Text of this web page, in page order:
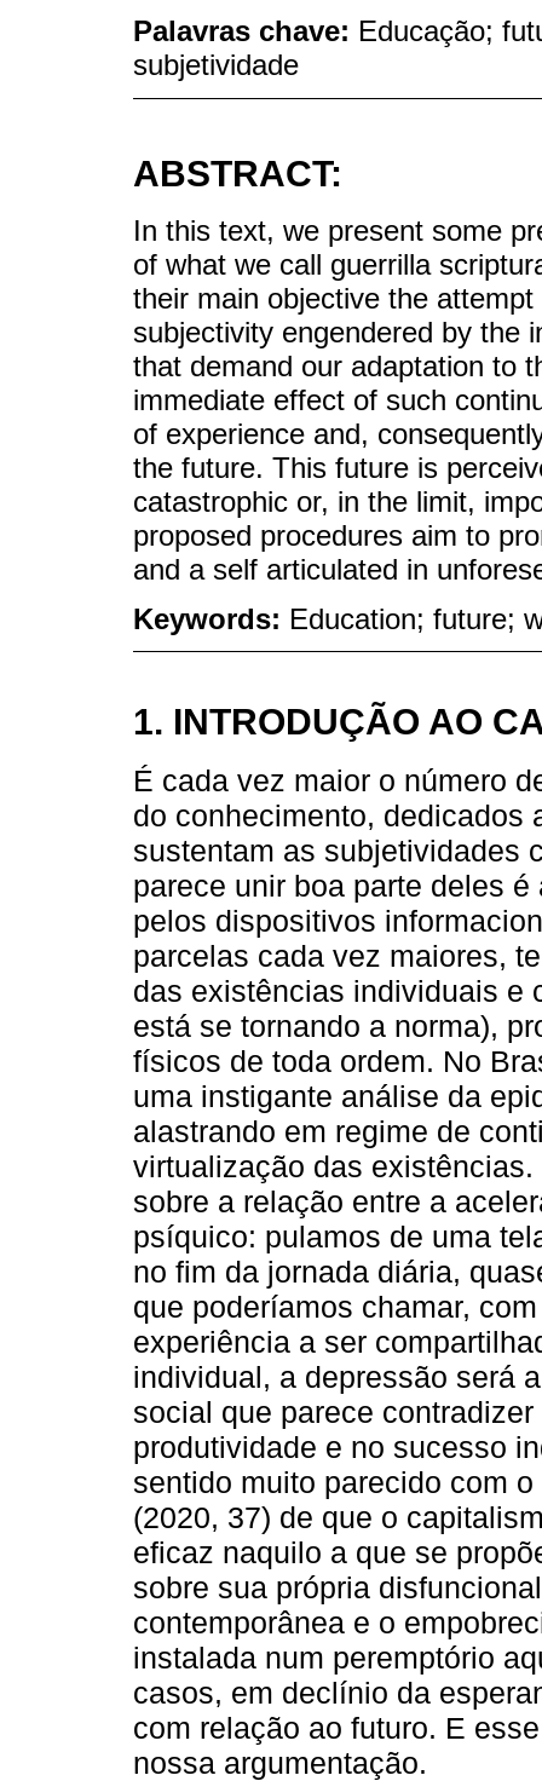
Palavras chave: Educação;
subjetividade
ABSTRACT:
In this text, we present some
of what we call guerrilla
their main objective the
subjectivity engendered by the
that demand our adaptation to
immediate effect of such
of experience and,
the future. This future is
catastrophic or, in the limit,
proposed procedures aim to
and a self articulated in
Keywords: Education; future;
1. INTRODUÇÃO AO
É cada vez maior o número
do conhecimento, dedicados
sustentam as subjetividades
parece unir boa parte deles
pelos dispositivos
parcelas cada vez maiores,
das existências individuais e
está se tornando a norma),
físicos de toda ordem. No
uma instigante análise da
alastrando em regime de
virtualização das
sobre a relação entre a
psíquico: pulamos de uma
no fim da jornada diária,
que poderíamos chamar,
experiência a ser
individual, a depressão será
social que parece
produtividade e no sucesso
sentido muito parecido com
(2020, 37) de que o
eficaz naquilo a que se
sobre sua própria
contemporânea e o
instalada num peremptório
casos, em declínio da
com relação ao futuro. E
nossa argumentação.